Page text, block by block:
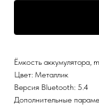
Ёмкость аккумулятора,
Цвет: Металлик
Версия Bluetooth: 5.4
Дополнительные